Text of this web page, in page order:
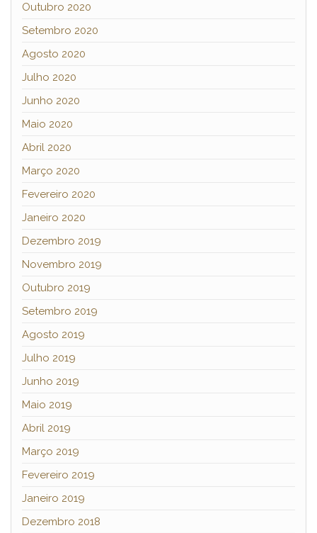
Outubro 2020
Setembro 2020
Agosto 2020
Julho 2020
Junho 2020
Maio 2020
Abril 2020
Março 2020
Fevereiro 2020
Janeiro 2020
Dezembro 2019
Novembro 2019
Outubro 2019
Setembro 2019
Agosto 2019
Julho 2019
Junho 2019
Maio 2019
Abril 2019
Março 2019
Fevereiro 2019
Janeiro 2019
Dezembro 2018